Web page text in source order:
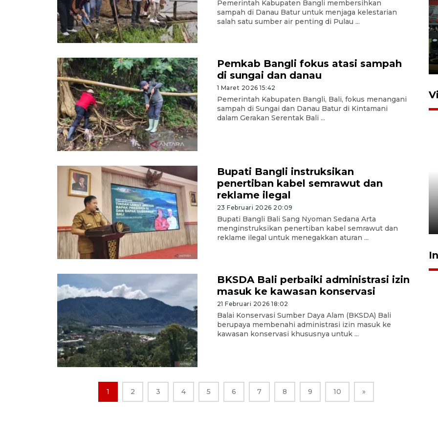
Pemerintah Kabupaten Bangli membersihkan
sampah di Danau Batur untuk menjaga kelestarian
salah satu sumber air penting di Pulau ...
Pemkab Bangli fokus atasi sampah
di sungai dan danau
1 Maret 2026 15:42
Pemerintah Kabupaten Bangli, Bali, fokus menangani
sampah di Sungai dan Danau Batur di Kintamani
dalam Gerakan Serentak Bali ...
Bupati Bangli instruksikan
penertiban kabel semrawut dan
reklame ilegal
23 Februari 2026 20:09
Bupati Bangli Bali Sang Nyoman Sedana Arta
menginstruksikan penertiban kabel semrawut dan
reklame ilegal untuk menegakkan aturan ...
BKSDA Bali perbaiki administrasi izin
masuk ke kawasan konservasi
21 Februari 2026 18:02
Balai Konservasi Sumber Daya Alam (BKSDA) Bali
berupaya membenahi administrasi izin masuk ke
kawasan konservasi khususnya untuk ...
1 2 3 4 5 6 7 8 9 10 »
Tiga matra TNI unjuk
kemampuan tempur Perisai
5 Agustus 2026 16:28
Polisi tetapkan lima tersangka
pengeroyokan maling ayam di
Tabanan
27 Juli 2026 22:32